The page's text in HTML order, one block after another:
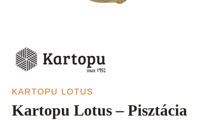
KARTOPU LOTUS
Kartopu Lotus – Pisztácia